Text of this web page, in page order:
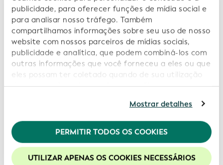
publicidade, para oferecer funções de mídia social e
para analisar nosso tráfego. Também
compartilhamos informações sobre seu uso de nosso
website com nossos parceiros de mídias sociais,
publicidade e analítica, que podem combiná-los com
outras informações que você forneceu a eles ou que
eles possam ter coletado quando de sua utilização
de seus serviços. Ao continuar a utilizar nosso
cookies. Consulte informações adicionais em nossa
Política de Privacidade.
Recomendamos a habilitação de cookies para uma
melhor experiência em nosso site.
Mostrar detalhes
PERMITIR TODOS OS COOKIES
UTILIZAR APENAS OS COOKIES NECESSÁRIOS
financeiras tradicionais e descentralizadas.
Por exemplo, umainiciativa piloto
com a Global
Digital Finance demonstrou o papel que o LEI e o vLEI
podem desempenhar na simplificação dos processos
de integração de clientes, permitindo uma
identificação consistente e contínua das partes. E um
como o vLEI pode permitir que as instituições passem
de processos de verificação de identidade
fragmentados e em silos para um modelo
interoperável baseado em blockchain para
automatizar processos de conformidade para